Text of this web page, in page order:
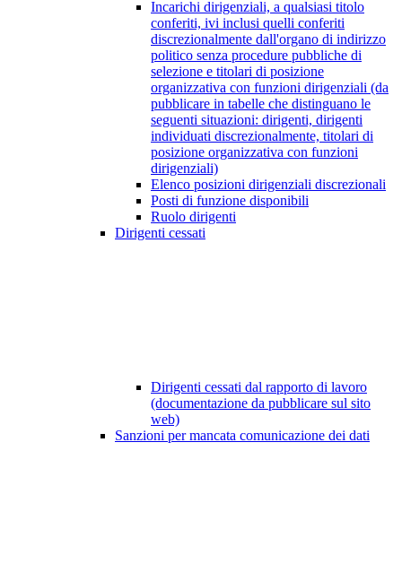
Incarichi dirigenziali, a qualsiasi titolo
conferiti, ivi inclusi quelli conferiti
discrezionalmente dall'organo di indirizzo
politico senza procedure pubbliche di
selezione e titolari di posizione
organizzativa con funzioni dirigenziali (da
pubblicare in tabelle che distinguano le
seguenti situazioni: dirigenti, dirigenti
individuati discrezionalmente, titolari di
posizione organizzativa con funzioni
dirigenziali)
Elenco posizioni dirigenziali discrezionali
Posti di funzione disponibili
Ruolo dirigenti
Dirigenti cessati
Dirigenti cessati dal rapporto di lavoro
(documentazione da pubblicare sul sito
web)
Sanzioni per mancata comunicazione dei dati